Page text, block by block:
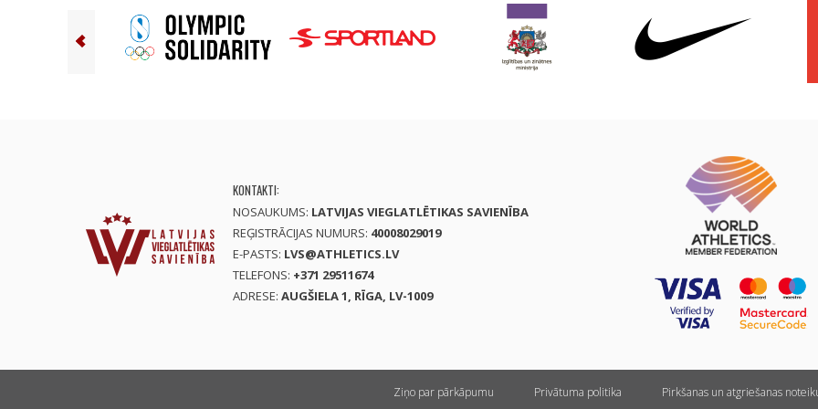
KONTAKTI:
NOSAUKUMS: LATVIJAS VIEGLATLĒTIKAS SAVIENĪBA
REĢISTRĀCIJAS NUMURS: 40008029019
E-PASTS: LVS@ATHLETICS.LV
TELEFONS: +371 29511674
ADRESE: AUGŠIELA 1, RĪGA, LV-1009
Ziņo par pārkāpumu Privātuma politika Pirkšanas un atgriešanas